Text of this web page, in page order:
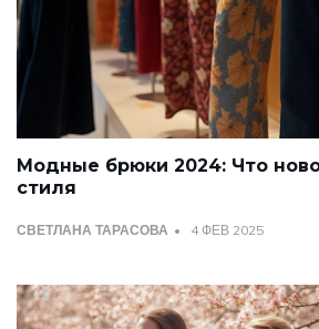
Модные брюки 2024: Что
стиля
СВЕТЛАНА ТАРАСОВА 4 ФЕВ 2025